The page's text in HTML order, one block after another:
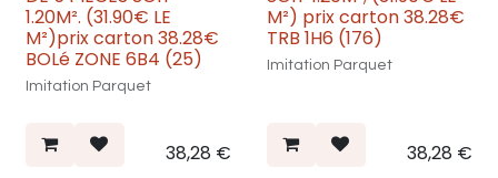
1.20M². (31.90€ LE
M²)prix carton 38.28€
BOLé ZONE 6B4 (25)
Imitation Parquet
38,28 €
M²) prix carton 38.28€
TRB 1H6 (176)
Imitation Parquet
38,28 €